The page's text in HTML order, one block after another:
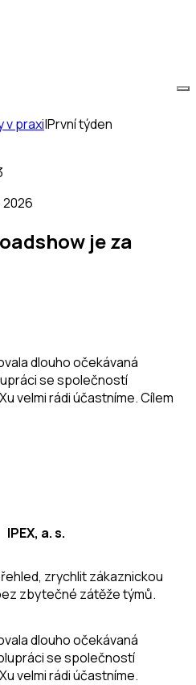
v praxi|První týden
je za
dlouho očekávaná
se společností
velmi rádi účastníme. Cílem
zrychlit zákaznickou
zbytečné zátěže týmů.
IPEX, a. s.
dlouho očekávaná
se společností
velmi rádi účastníme.